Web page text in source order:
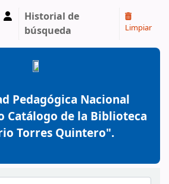
Historial de
búsqueda
Limpiar
Pedagógica Nacional
Catálogo de la Biblioteca
Torres Quintero".